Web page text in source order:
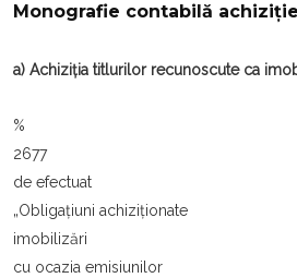
Monografie contabilă
a) Achiziția titlurilor recunoscute ca
% =
2677
de efectuat
„Obligațiuni
imobilizări
cu ocazia